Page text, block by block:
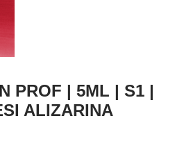
PROF | 5ML | S1 |
ALIZARINA